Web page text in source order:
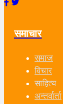
समाचार
समाज
विचार
साहित्य
अन्तर्वार्ता